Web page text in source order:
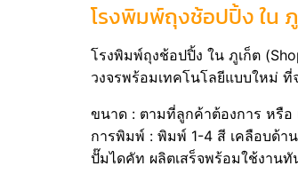
โรงพิมพ์ถุงช้อปปิ้ง ใน
โรงพิมพ์ถุงช้อปปิ้ง ใน ภูเก็ต
วงจรพร้อมเทคโนโลยีแบบใหม่
ขนาด : ตามที่ลูกค้าต้องการ หรือ
การพิมพ์ : พิมพ์ 1-4 สี เคลือบด้า
ปั๊มไดคัท ผลิตเสร็จพร้อมใช้งานทั